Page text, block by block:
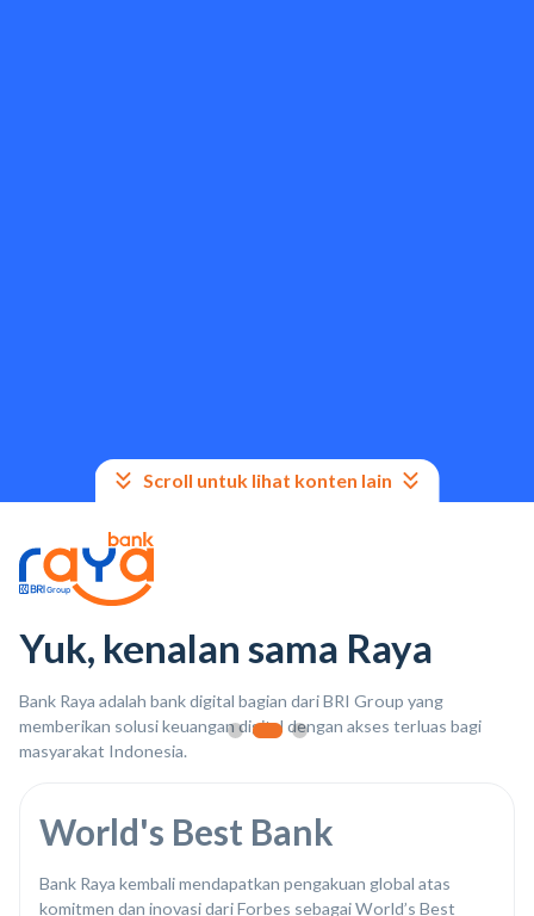
Scroll untuk lihat konten lain
Yuk, kenalan sama Raya
Bank Raya adalah bank digital bagian dari BRI Group yang
memberikan solusi keuangan digital dengan akses terluas bagi
masyarakat Indonesia.
World's Best Bank
Bank Raya kembali mendapatkan pengakuan global atas
komitmen dan inovasi dari Forbes sebagai World’s Best